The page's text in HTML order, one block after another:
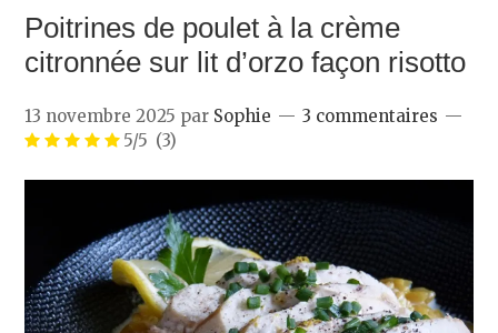
Poitrines de poulet à la crème
citronnée sur lit d’orzo façon risotto
13 novembre 2025 par Sophie
3 commentaires
5/5 (3)